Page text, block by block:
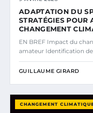
ADAPTATION DU
STRATÉGIES POUR
CHANGEMENT
EN BREF Impact du
amateur Identification
GUILLAUME GIRARD
CHANGEMENT